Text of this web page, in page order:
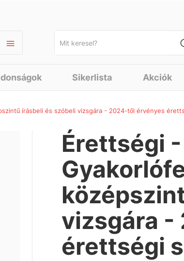
Sikerlista Akciók
írásbeli és szóbeli vizsgára - 2024-től érvényes
Érettségi
vizsgára -
érettségi